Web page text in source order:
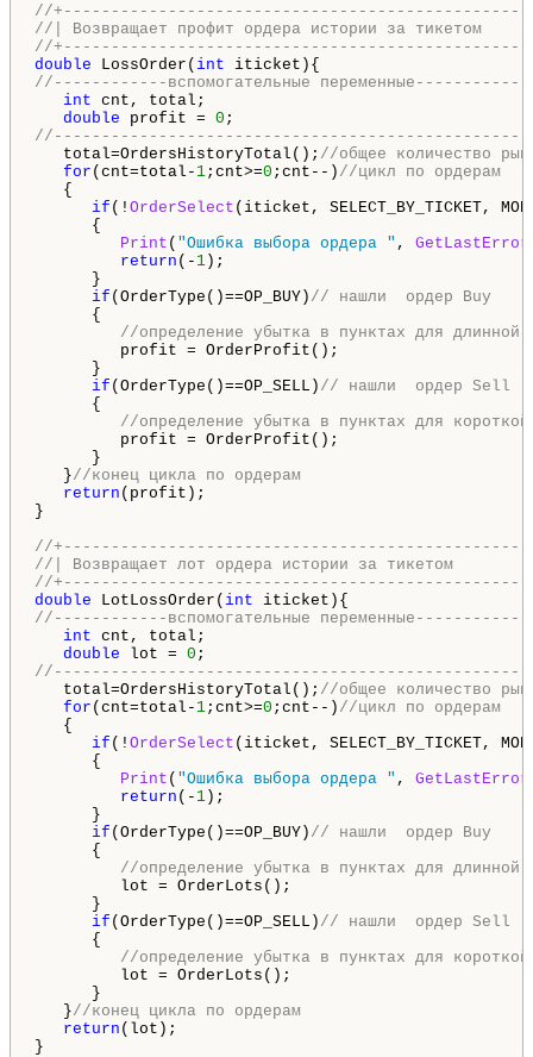
//
//| Возвращает профит ордера истории за тикетом
//
double LossOrder( int
//------------вспомогательные переменные-----------
int cnt, total;
double profit = 0
//-------------------------------------------------
total=OrdersHistoryTotal(); //общее количество
for (cnt=total- 1;cnt>=0 ;cnt--) //цикл по ордерам
{
if (! OrderSelect (iticket, SELECT_BY_TICKET,
{
Print ( "Ошибка выбора ордера " , GetLastError
return (- 1);
}
if (OrderType()==OP_BUY) // нашли  ордер Buy
{
//определение убытка в пунктах для длинной
profit = OrderProfit();
}
if (OrderType()==OP_SELL) // нашли  ордер Sell
{
//определение убытка в пунктах для короткой
profit = OrderProfit();
}
}//конец цикла по ордерам
return (profit);
}
//
//| Возвращает лот ордера истории за тикетом
//
double LotLossOrder( int
//------------вспомогательные переменные-----------
int cnt, total;
double lot = 0
//-------------------------------------------------
total=OrdersHistoryTotal(); //общее количество
for (cnt=total- 1;cnt>=0 ;cnt--) //цикл по ордерам
{
if (! OrderSelect (iticket, SELECT_BY_TICKET,
{
Print ( "Ошибка выбора ордера " , GetLastError
return (- 1);
}
if (OrderType()==OP_BUY) // нашли  ордер Buy
{
//определение убытка в пунктах для длинной
lot = OrderLots();
}
if (OrderType()==OP_SELL) // нашли  ордер Sell
{
//определение убытка в пунктах для короткой
lot = OrderLots();
}
}//конец цикла по ордерам
return (lot);
}